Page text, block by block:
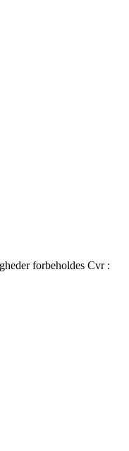
forbeholdes Cvr :